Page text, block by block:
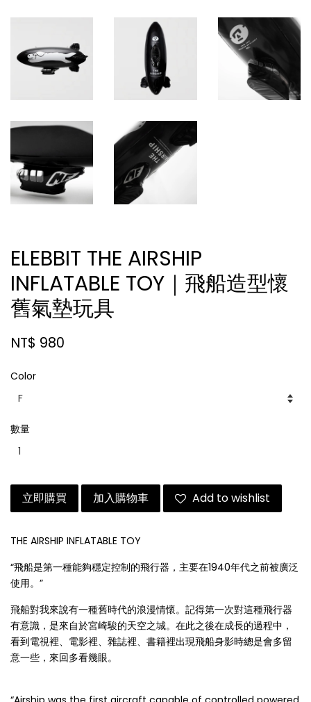
ELEBBIT THE AIRSHIP
INFLATABLE TOY｜飛船造型懷
舊氣墊玩具
NT$ 980
Color
數量
立即購買 加入購物車 Add to wishlist
THE AIRSHIP INFLATABLE TOY
“飛船是第一種能夠穩定控制的飛行器，主要在1940年代之前被廣泛
使用。”
飛船對我來說有一種舊時代的浪漫情懷。記得第一次對這種飛行器
有意識，是來自於宮崎駿的天空之城。在此之後在成長的過程中，
看到電視裡、電影裡、雜誌裡、書籍裡出現飛船身影時總是會多留
意一些，來回多看幾眼。